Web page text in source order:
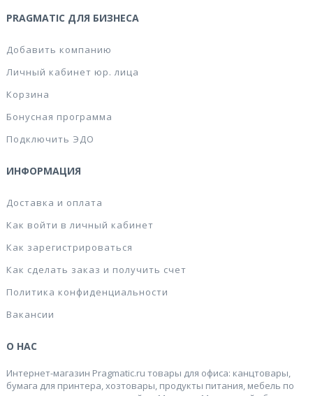
PRAGMATIC ДЛЯ БИЗНЕСА
Добавить компанию
Личный кабинет юр. лица
Корзина
Бонусная программа
Подключить ЭДО
ИНФОРМАЦИЯ
Доставка и оплата
Как войти в личный кабинет
Как зарегистрироваться
Как сделать заказ и получить счет
Политика конфиденциальности
Вакансии
О НАС
Интернет-магазин Pragmatic.ru товары для офиса: канцтовары,
бумага для принтера, хозтовары, продукты питания, мебель по